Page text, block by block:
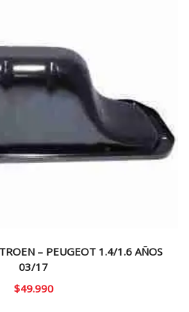
– PEUGEOT 1.4/1.6 AÑOS
03/17
$49.990